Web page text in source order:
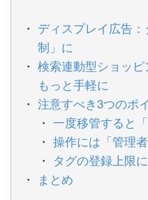
ディスプレイ広告
制」に
検索連動型ショッ
もっと手軽に
注意すべき3つのポ
一度移管すると
操作には「管理
タグの登録上限
まとめ